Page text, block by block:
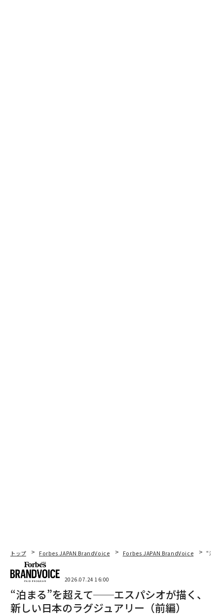
トップ Forbes JAPAN BrandVoice Forbes JAPAN BrandVoice “泊
2026.07.24 16:00
“泊まる”を超えて──エスパシオが描く、
新しい日本のラグジュアリー（前編）